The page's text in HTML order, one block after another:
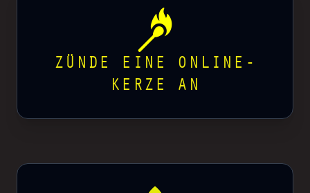
ZÜNDE EINE ONLINE-
KERZE AN